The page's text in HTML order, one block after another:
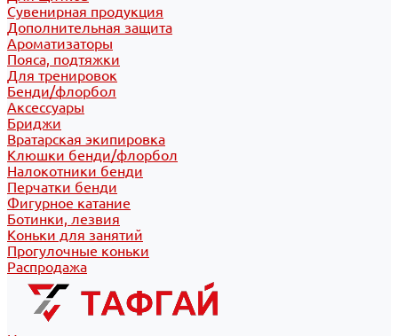
Сувенирная продукция
Дополнительная защита
Ароматизаторы
Пояса, подтяжки
Для тренировок
Бенди/флорбол
Аксессуары
Бриджи
Вратарская экипировка
Клюшки бенди/флорбол
Налокотники бенди
Перчатки бенди
Фигурное катание
Ботинки, лезвия
Коньки для занятий
Прогулочные коньки
Распродажа